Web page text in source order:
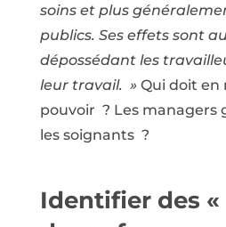
soins et plus
publics. Ses effets sont
dépossédant les
leur travail. »Qui doit en
pouvoir ? Les managers
les soignants ?
Identifier des